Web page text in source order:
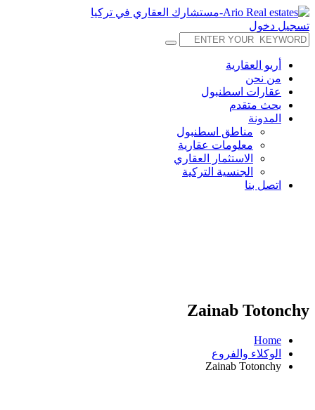
تسجيل دخول
أريو العقارية
من نحن
عقارات اسطنبول
بحث متقدم
المدونة
مناطق اسطنبول
معلومات عقارية
الاستثمار العقاري
الجنسية التركية
اتصل بنا
Zainab Totonchy
Home
الوكلاء والفروع
Zainab Totonchy